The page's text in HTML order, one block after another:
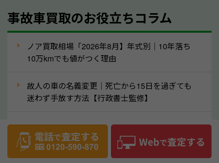
あるため、まずは山口県のソコカラへ車の状態につい
てお気軽にご相談ください。
⑥車の需要が高まるタイミングで売るのも
高価買取のポイント！
買取依頼をするのもポイントです。車にも需要の高い
れば、高い価格でも買取やすくなります。一般的に新
生活に向けた準備を始める1〜3月ごろは、中古車の
事故車買取のお役立ちコラム
ノア買取相場「2026年8月】年式別｜10年落ち
10万kmでも値がつく理由
故人の車の名義変更｜死亡から15日を過ぎても
迷わず手放す方法【行政書士監修】
ハリアー買取相場【’26年8月】10年落ちを買い
叩かれずに輸出で高く売るコツ